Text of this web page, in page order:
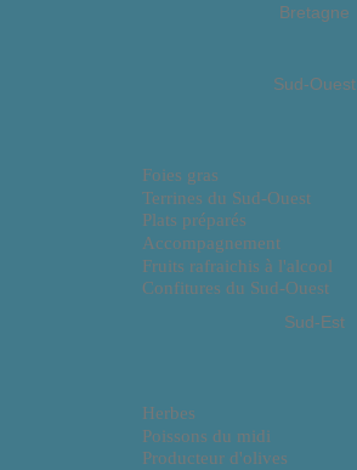
Bretagne
Sud-Ouest
Foies gras
Terrines du Sud-Ouest
Plats préparés
Accompagnement
Fruits rafraichis à l'alcool
Confitures du Sud-Ouest
Sud-Est
Herbes
Poissons du midi
Producteur d'olives